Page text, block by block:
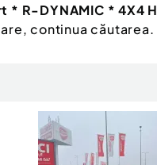
* R-DYNAMIC * 4X4
continua căutarea.